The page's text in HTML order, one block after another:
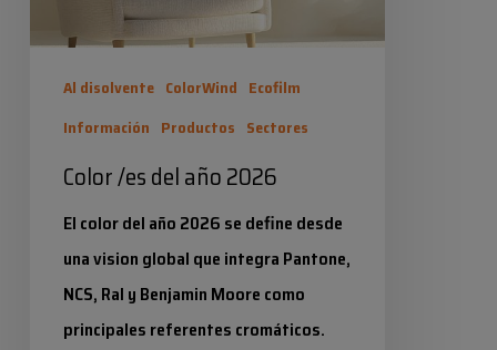
Al disolvente ColorWind Ecofilm
Información Productos Sectores
Color /es del año 2026
El color del año 2026 se define desde
una vision global que integra Pantone,
NCS, Ral y Benjamin Moore como
principales referentes cromáticos.